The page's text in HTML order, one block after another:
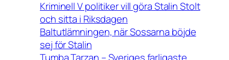
Kriminell V politiker vill göra Stalin Stolt
och sitta i Riksdagen
Baltutlämningen, när Sossarna böjde
sej för Stalin